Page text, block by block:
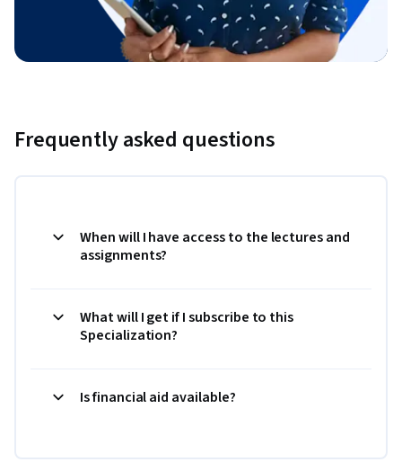
Frequently asked questions
When will I have access to the lectures and
assignments?
What will I get if I subscribe to this
Specialization?
Is financial aid available?